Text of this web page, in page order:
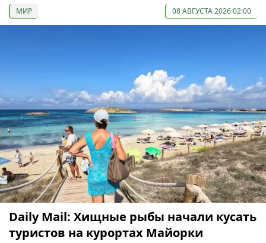
МИР 08 АВГУСТА 2026 02:00
Daily Mail: Хищные рыбы начали кусать
туристов на курортах Майорки